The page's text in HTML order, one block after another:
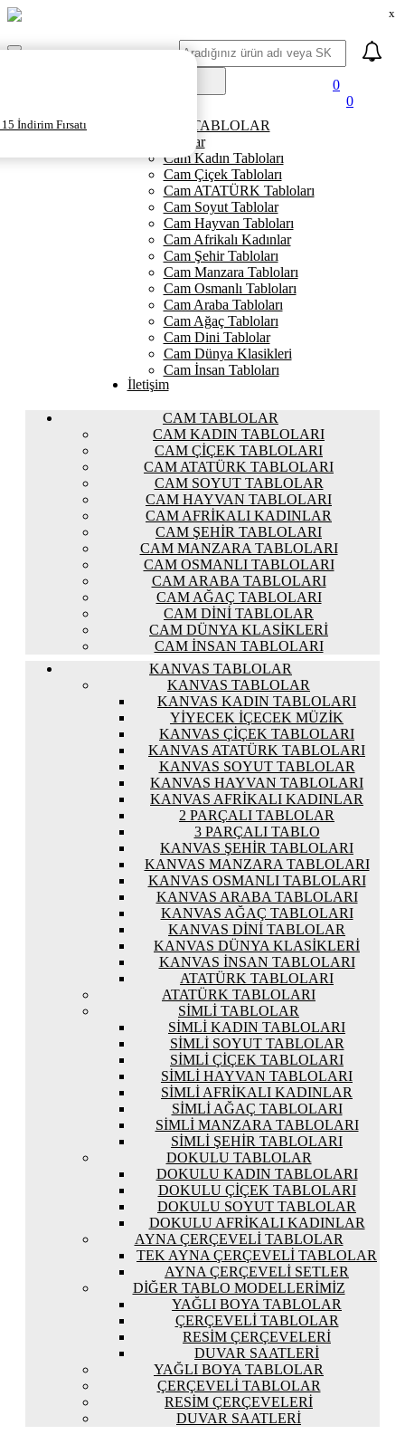
x
Mobil
Ara
İndirim Fırsatı
0
0
KANVAS TABLOLAR
Cam Tablolar
Cam Kadın Tabloları
Cam Çiçek Tabloları
Cam ATATÜRK Tabloları
Cam Soyut Tablolar
Cam Hayvan Tabloları
Cam Afrikalı Kadınlar
Cam Şehir Tabloları
Cam Manzara Tabloları
Cam Osmanlı Tabloları
Cam Araba Tabloları
Cam Ağaç Tabloları
Cam Dini Tablolar
Cam Dünya Klasikleri
Cam İnsan Tabloları
İletişim
CAM TABLOLAR
CAM KADIN TABLOLARI
CAM ÇIÇEK TABLOLARI
CAM ATATÜRK TABLOLARI
CAM SOYUT TABLOLAR
CAM HAYVAN TABLOLARI
CAM AFRIKALI KADINLAR
CAM ŞEHIR TABLOLARI
CAM MANZARA TABLOLARI
CAM OSMANLI TABLOLARI
CAM ARABA TABLOLARI
CAM AĞAÇ TABLOLARI
CAM DINI TABLOLAR
CAM DÜNYA KLASIKLERI
CAM İNSAN TABLOLARI
KANVAS TABLOLAR
KANVAS TABLOLAR
KANVAS KADIN TABLOLARI
YIYECEK İÇECEK MÜZIK
KANVAS ÇIÇEK TABLOLARI
KANVAS ATATÜRK TABLOLARI
KANVAS SOYUT TABLOLAR
KANVAS HAYVAN TABLOLARI
KANVAS AFRIKALI KADINLAR
2 PARÇALI TABLOLAR
3 PARÇALI TABLO
KANVAS ŞEHIR TABLOLARI
KANVAS MANZARA TABLOLARI
KANVAS OSMANLI TABLOLARI
KANVAS ARABA TABLOLARI
KANVAS AĞAÇ TABLOLARI
KANVAS DINI TABLOLAR
KANVAS DÜNYA KLASIKLERI
KANVAS İNSAN TABLOLARI
ATATÜRK TABLOLARI
ATATÜRK TABLOLARI
SIMLI TABLOLAR
SIMLI KADIN TABLOLARI
SIMLI SOYUT TABLOLAR
SIMLI ÇIÇEK TABLOLARI
SIMLI HAYVAN TABLOLARI
SIMLI AFRIKALI KADINLAR
SIMLI AĞAÇ TABLOLARI
SIMLI MANZARA TABLOLARI
SIMLI ŞEHIR TABLOLARI
DOKULU TABLOLAR
DOKULU KADIN TABLOLARI
DOKULU ÇIÇEK TABLOLARI
DOKULU SOYUT TABLOLAR
DOKULU AFRIKALI KADINLAR
AYNA ÇERÇEVELI TABLOLAR
TEK AYNA ÇERÇEVELI TABLOLAR
AYNA ÇERÇEVELI SETLER
DIĞER TABLO MODELLERIMIZ
YAĞLI BOYA TABLOLAR
ÇERÇEVELI TABLOLAR
RESIM ÇERÇEVELERI
DUVAR SAATLERI
YAĞLI BOYA TABLOLAR
ÇERÇEVELI TABLOLAR
RESIM ÇERÇEVELERI
DUVAR SAATLERI